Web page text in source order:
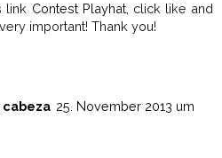
link Contest Playhat, click like and
important! Thank you!
cabeza 25. November 2013 um